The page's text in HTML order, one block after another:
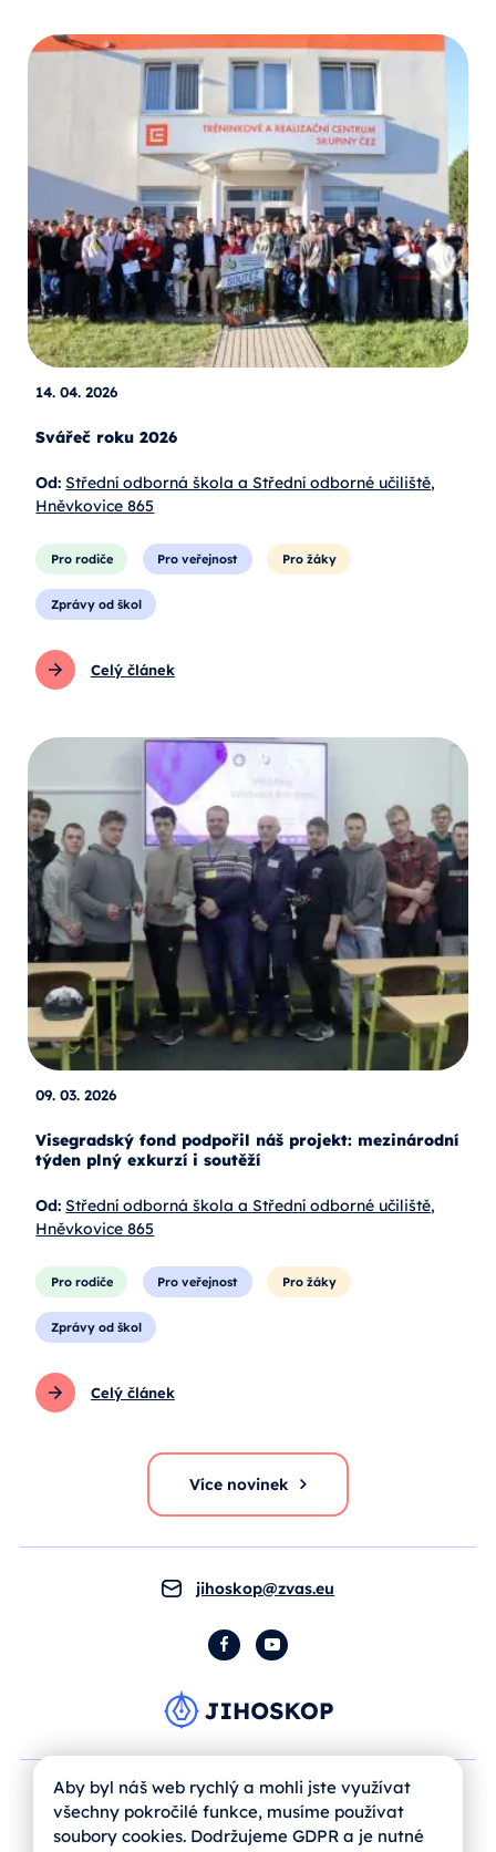
14. 04. 2026
Svářeč roku 2026
Od: Střední odborná škola a Střední odborné učiliště,
Hněvkovice 865
Pro rodiče Pro veřejnost Pro žáky
Zprávy od škol
Celý článek
09. 03. 2026
Visegradský fond podpořil náš projekt: mezinárodní
týden plný exkurzí i soutěží
Od: Střední odborná škola a Střední odborné učiliště,
Hněvkovice 865
Pro rodiče Pro veřejnost Pro žáky
Zprávy od škol
Celý článek
Více novinek
jihoskop@zvas.eu
FacebookYouTube
Aby byl náš web rychlý a mohli jste využívat
všechny pokročilé funkce, musíme používat
soubory cookies. Dodržujeme GDPR a je nutné